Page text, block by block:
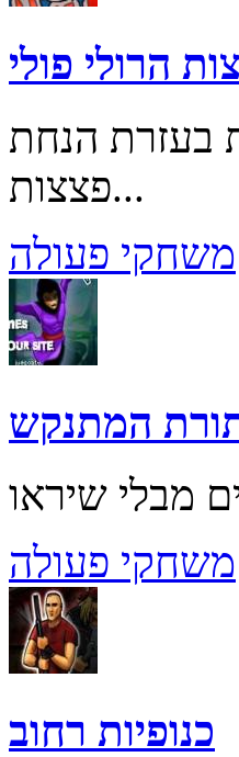
הרולי פולי
בעזרת הנחת
פצצות...
משחקי פעולה
המתנקש
משחקי פעולה
כנופיות רחוב